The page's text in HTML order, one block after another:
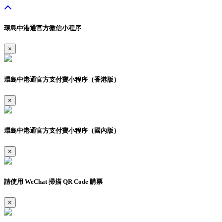
環島中港通官方微信小程序
×
環島中港通官方支付寶小程序（香港版）
×
環島中港通官方支付寶小程序（國內版）
×
請使用 WeChat 掃描 QR Code 購票
×